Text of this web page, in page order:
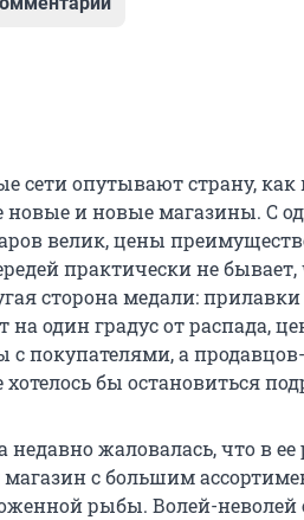
сети опутывают страну,
новые и новые магазины. С
велик, цены
практически не
сторона медали:
на один градус от распада,
с покупателями, а
бы остановиться
недавно жаловалась, что в
магазин с большим
рыбы. Волей-неволей